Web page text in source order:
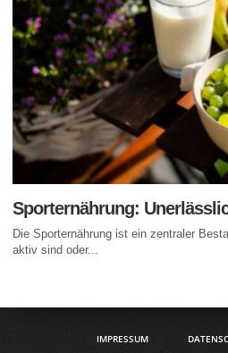
Sporternährung:
Die Sporternährung ist ein zentraler
aktiv sind oder...
IMPRESSUM